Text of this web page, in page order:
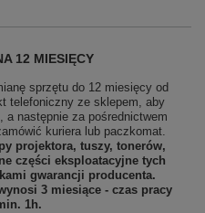
12 MIESIĘCY
sprzętu do 12 miesięcy od
telefoniczny ze sklepem, aby
a następnie za pośrednictwem
kuriera lub paczkomat.
projektora, tuszy, tonerów,
części eksploatacyjne tych
gwarancji producenta.
3 miesiące - czas pracy
1h.